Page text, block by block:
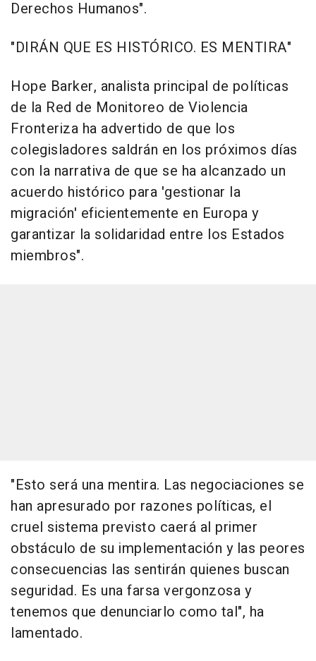
Derechos Humanos".
"DIRÁN QUE ES HISTÓRICO. ES MENTIRA"
Hope Barker, analista principal de políticas
de la Red de Monitoreo de Violencia
Fronteriza ha advertido de que los
colegisladores saldrán en los próximos días
con la narrativa de que se ha alcanzado un
acuerdo histórico para 'gestionar la
migración' eficientemente en Europa y
garantizar la solidaridad entre los Estados
miembros".
"Esto será una mentira. Las negociaciones se
han apresurado por razones políticas, el
cruel sistema previsto caerá al primer
obstáculo de su implementación y las peores
consecuencias las sentirán quienes buscan
seguridad. Es una farsa vergonzosa y
tenemos que denunciarlo como tal", ha
lamentado.